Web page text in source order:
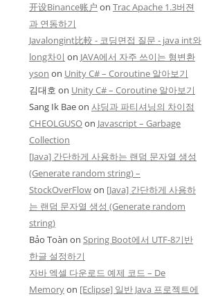
开设Binance账户 on Trac Apache 1.3버젼
과 연동하기
Javalongint比較 - 코딩면접 질문 - java int와
long차이 on JAVA에서 자주 쓰이는 형변환
yson on Unity C# – Coroutine 알아보기
김대호 on Unity C# – Coroutine 알아보기
Sang Ik Baeon 샤딩과 파티셔닝의 차이점
CHEOLGUSOon Javascript – Garbage
Collection
[Java] 간단하게 사용하는 랜덤 문자열 생성
(Generate random string) –
StockOverFlowon [Java] 간단하게 사용하
는 랜덤 문자열 생성 (Generate random
string)
Bảo Toàn on Spring Boot에서 UTF-8기반
한글 설정하기
자바 엑셀 다운로드 예제 코드 – De
Memoryon [Eclipse] 일반 Java 프로젝트에